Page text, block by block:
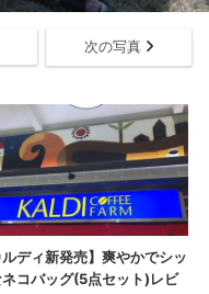
次の写真